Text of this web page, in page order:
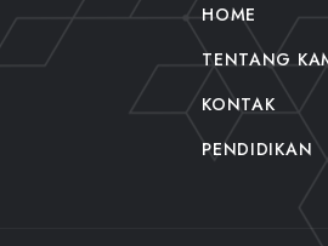
HOME
TENTANG
KONTAK
PENDIDIKAN